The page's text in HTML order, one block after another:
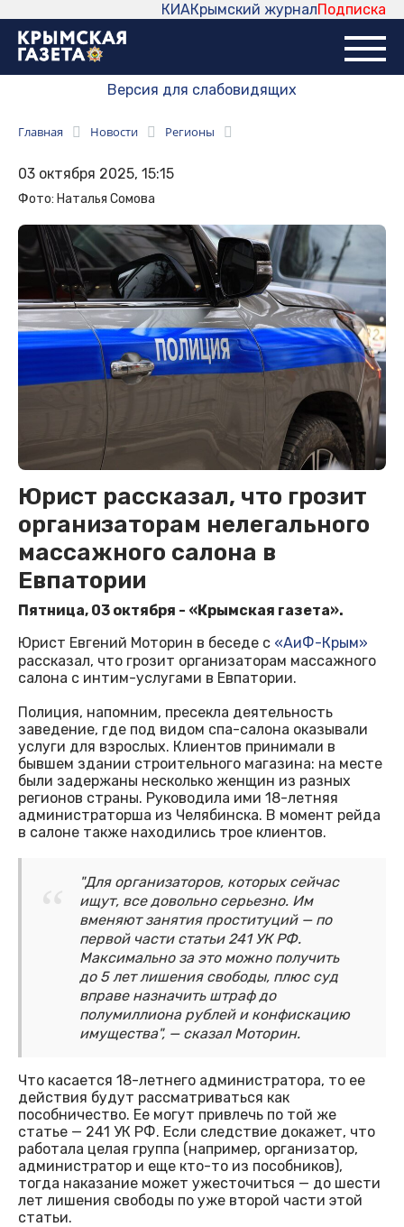
Подписка
Крымский журнал
КИА
Версия для слабовидящих
Главная Новости Регионы
03 октября 2025, 15:15
Фото: Наталья Сомова
Юрист рассказал, что грозит
организаторам нелегального
массажного салона в
Евпатории
Пятница, 03 октября - «Крымская газета».
Юрист Евгений Моторин в беседе с «АиФ-Крым»
рассказал, что грозит организаторам массажного
салона с интим-услугами в Евпатории.
Полиция, напомним, пресекла деятельность
заведение, где под видом спа-салона оказывали
услуги для взрослых. Клиентов принимали в
бывшем здании строительного магазина: на месте
были задержаны несколько женщин из разных
регионов страны. Руководила ими 18-летняя
администраторша из Челябинска. В момент рейда
в салоне также находились трое клиентов.
"Для организаторов, которых сейчас
ищут, все довольно серьезно. Им
вменяют занятия проституций — по
первой части статьи 241 УК РФ.
Максимально за это можно получить
до 5 лет лишения свободы, плюс суд
вправе назначить штраф до
полумиллиона рублей и конфискацию
имущества", — сказал Моторин.
Что касается 18-летнего администратора, то ее
действия будут рассматриваться как
пособничество. Ее могут привлечь по той же
статье — 241 УК РФ. Если следствие докажет, что
работала целая группа (например, организатор,
администратор и еще кто-то из пособников),
тогда наказание может ужесточиться — до шести
лет лишения свободы по уже второй части этой
статьи.